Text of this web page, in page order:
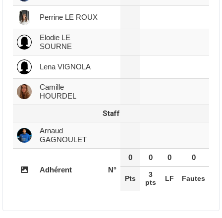
Perrine LE ROUX
Elodie LE
SOURNE
Lena VIGNOLA
Camille
HOURDEL
Staff
Arnaud
GAGNOULET
Adhérent N°
0 0 0 0
Pts
3
pts
LF Fautes